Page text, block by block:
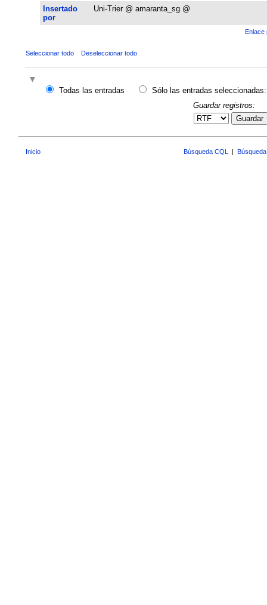
Insertado
por
Uni-Trier @ amaranta_sg @
Enlace
Seleccionar todo Deseleccionar todo
Todas las entradas
Sólo las entradas seleccionadas:
Guardar registros:
Guardar
Inicio Búsqueda CQL